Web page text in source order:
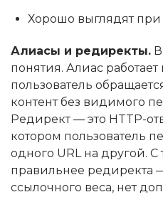
Хорошо выглядят
Алиасы и редиректы.
понятия. Алиас
пользователь
контент без видимого
Редирект — это HTTP-
котором пользователь
одного URL на другой. С
правильнее редиректа
ссылочного веса, нет